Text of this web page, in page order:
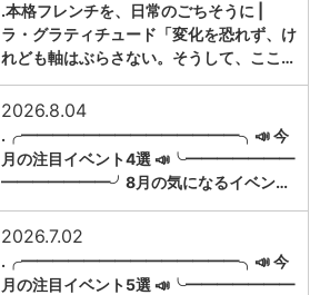
.本格フレンチを、日常のごちそうに |
ラ・グラティチュード「変化を恐れず、け
れども軸はぶらさない。そうして、ここ…
2026.8.04
.╭━━━━━━━━━━━━━━╮📣 今
月の注目イベント4選 📣╰━━━━━━━
━━━━━━━╯8月の気になるイベン…
2026.7.02
.╭━━━━━━━━━━━━━━╮📣 今
月の注目イベント5選 📣╰━━━━━━━